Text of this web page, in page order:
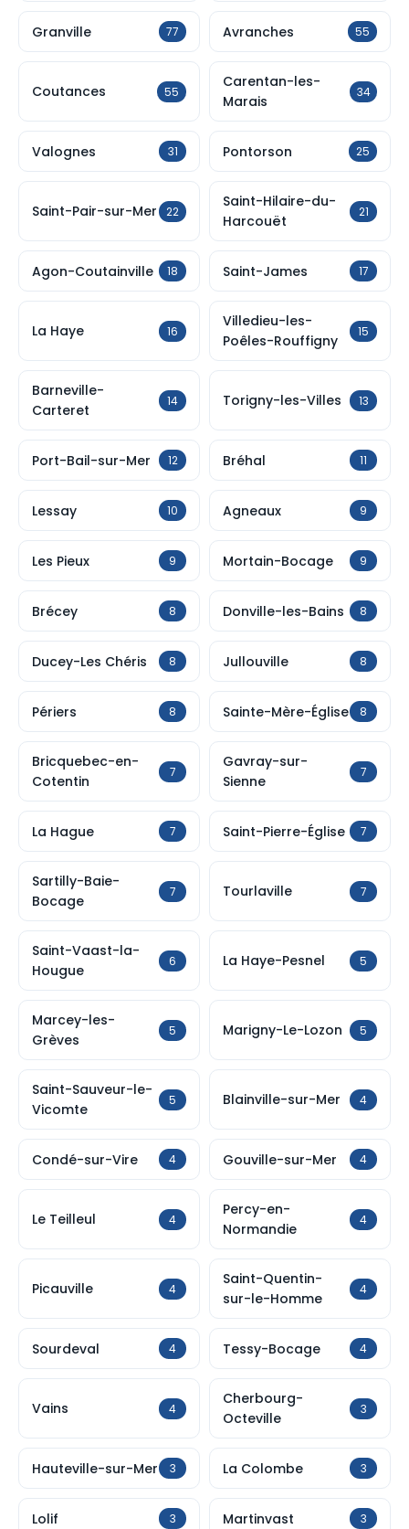
Granville 77 Avranches 55
Coutances 55
Carentan-les-
Marais
34
Valognes 31 Pontorson 25
Saint-Pair-sur-Mer 22
Saint-Hilaire-du-
Harcouët
21
Agon-Coutainville 18 Saint-James 17
La Haye 16
Villedieu-les-
Poêles-Rouffigny
15
Barneville-
Carteret
14 Torigny-les-Villes 13
Port-Bail-sur-Mer 12 Bréhal 11
Lessay 10 Agneaux 9
Les Pieux 9 Mortain-Bocage 9
Brécey 8 Donville-les-Bains 8
Ducey-Les Chéris 8 Jullouville 8
Périers 8 Sainte-Mère-Église 8
Bricquebec-en-
Cotentin
7
Gavray-sur-
Sienne
7
La Hague 7 Saint-Pierre-Église 7
Sartilly-Baie-
Bocage
7 Tourlaville 7
Saint-Vaast-la-
Hougue
6 La Haye-Pesnel 5
Marcey-les-
Grèves
5 Marigny-Le-Lozon 5
Saint-Sauveur-le-
Vicomte
5 Blainville-sur-Mer 4
Condé-sur-Vire 4 Gouville-sur-Mer 4
Le Teilleul 4
Percy-en-
Normandie
4
Picauville 4
Saint-Quentin-
sur-le-Homme
4
Sourdeval 4 Tessy-Bocage 4
Vains 4
Cherbourg-
Octeville
3
Hauteville-sur-Mer 3 La Colombe 3
Lolif 3 Martinvast 3